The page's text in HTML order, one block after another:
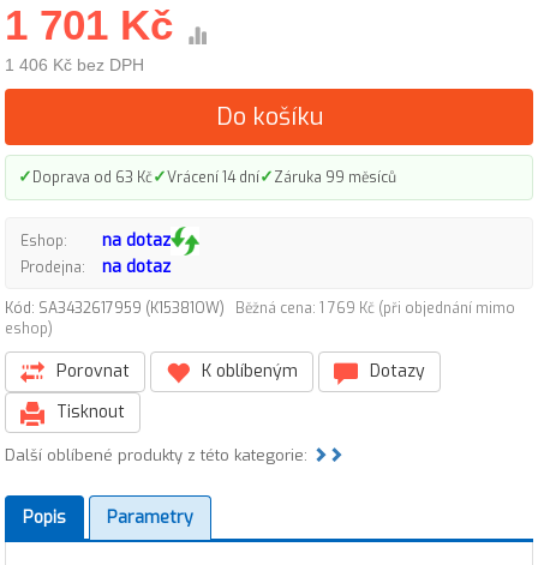
1 701 Kč
1 406 Kč bez DPH
Do košíku
✓Doprava od 63 Kč✓Vrácení 14 dní✓Záruka 99 měsíců
Eshop: na dotaz
Prodejna: na dotaz
Kód: SA3432617959 (K15381OW)
Běžná cena: 1 769 Kč (při objednání mimo
eshop)
Porovnat K oblíbeným
Dotazy
Tisknout
Další oblíbené produkty z této kategorie:
Popis Parametry